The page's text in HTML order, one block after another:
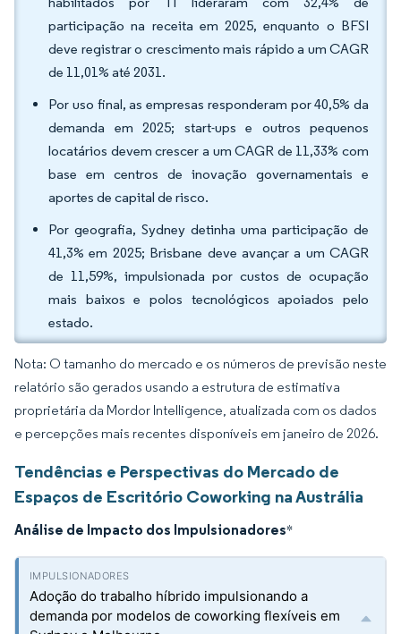
participação na receita em 2025, enquanto o BFSI
deve registrar o crescimento mais rápido a um CAGR
de 11,01% até 2031.
Por uso final, as empresas responderam por 40,5% da
demanda em 2025; start-ups e outros pequenos
locatários devem crescer a um CAGR de 11,33% com
base em centros de inovação governamentais e
aportes de capital de risco.
Por geografia, Sydney detinha uma participação de
41,3% em 2025; Brisbane deve avançar a um CAGR
de 11,59%, impulsionada por custos de ocupação
mais baixos e polos tecnológicos apoiados pelo
estado.
Nota: O tamanho do mercado e os números de previsão neste
relatório são gerados usando a estrutura de estimativa
proprietária da Mordor Intelligence, atualizada com os dados
e percepções mais recentes disponíveis em janeiro de 2026.
Tendências e Perspectivas do Mercado de
Espaços de Escritório Coworking na Austrália
Análise de Impacto dos Impulsionadores*
Adoção do trabalho híbrido impulsionando a
demanda por modelos de coworking flexíveis em